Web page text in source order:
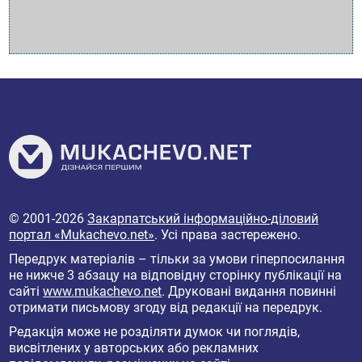
© 2001-2026Закарпатський інформаційно-діловий
портал «Mukachevo.net». Усі права застережено.
Передрук матеріалів – тільки за умови гіперпосилання
не нижче 3 абзацу на відповідну сторінку публікації на
сайтіwww.mukachevo.net. Друковані видання повинні
отримати письмову згоду від редакції на передрук.
Редакція може не розділяти думок чи поглядів,
висвітлених у авторських або рекламних